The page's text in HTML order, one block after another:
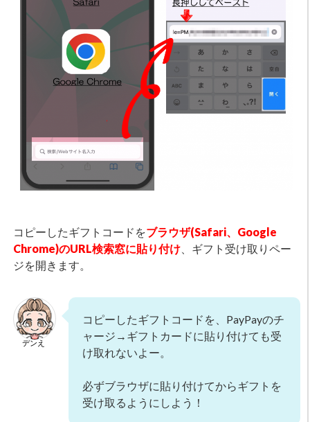
コピーしたギフトコードをブラウザ(Safari、Google
Chrome)のURL検索窓に貼り付け、ギフト受け取りペー
ジを開きます。
デンえ
コピーしたギフトコードを、PayPayのチ
ャージ→ギフトカードに貼り付けても受
け取れないよー。
必ずブラウザに貼り付けてからギフトを
受け取るようにしよう！